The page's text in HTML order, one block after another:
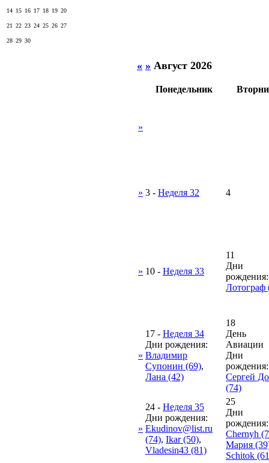
14 15 16 17 18 19 20
21 22 23 24 25 26 27
28 29 30
« » Август 2026
Понедельник
»
» 3 - Неделя 32 4
» 10 - Неделя 33
11
Дни
рождения:
Лотограф
»
17 - Неделя 34
Дни рождения:
Владимир
Супонин (69),
Лана (42)
18
День
Авиации
Дни
рождения:
Сергей
(74)
»
24 - Неделя 35
Дни рождения:
Ekudinov@list.ru
(74), Ikar (50),
Vladesin43 (81)
25
Дни
рождения:
Chernyh
Мария
Schitok